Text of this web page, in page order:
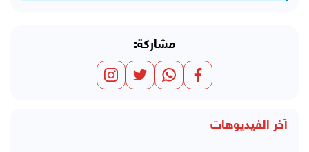
مشاركة:
آخر الفيديوهات